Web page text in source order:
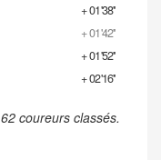
+ 01'38''
+ 01'42''
+ 01'52''
+ 02'16''
62 coureurs classés.